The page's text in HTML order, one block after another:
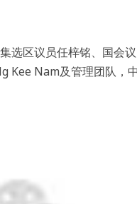
选区议员任梓铭、国会
Kee Nam及管理团队，